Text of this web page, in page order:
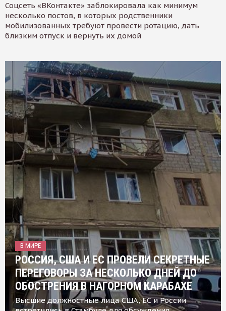
Соцсеть «ВКонтакте» заблокировала как минимум
несколько постов, в которых родственники
мобилизованных требуют провести ротацию, дать
близким отпуск и вернуть их домой
В МИРЕ
РОССИЯ, США И ЕС ПРОВЕЛИ СЕКРЕТНЫЕ
ПЕРЕГОВОРЫ ЗА НЕСКОЛЬКО ДНЕЙ ДО
ОБОСТРЕНИЯ В НАГОРНОМ КАРАБАХЕ
Высшие должностные лица США, ЕС и России